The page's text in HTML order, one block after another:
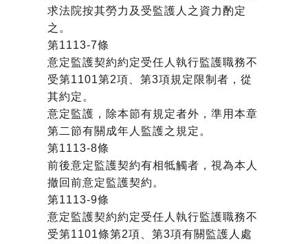
求法院按其勞力及受監護人之資力酌定
之。
第1113-7條
意定監護契約約定受任人執行監護職務不
受第1101第2項、第3項規定限制者，從
其約定。
意定監護，除本節有規定者外，準用本章
第二節有關成年人監護之規定。
第1113-8條
前後意定監護契約有相牴觸者，視為本人
撤回前意定監護契約。
第1113-9條
意定監護契約約定受任人執行監護職務不
受第1101條第2項、第3項有關監護人處